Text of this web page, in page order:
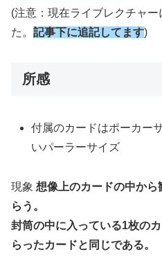
(注意：現在ライブレクチャ
た。 記事下に追記してます)
所感
付属のカードはポーカー
いパーラーサイズ
現象 想像上のカードの中から
らう。
封筒の中に入っている1枚の
らったカードと同じである。